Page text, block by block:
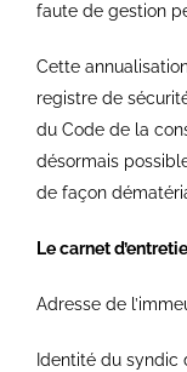
faute de gestion
Cette
registre de
du Code de la
désormais
de façon
Le carnet
Adresse de
Identité du syndic